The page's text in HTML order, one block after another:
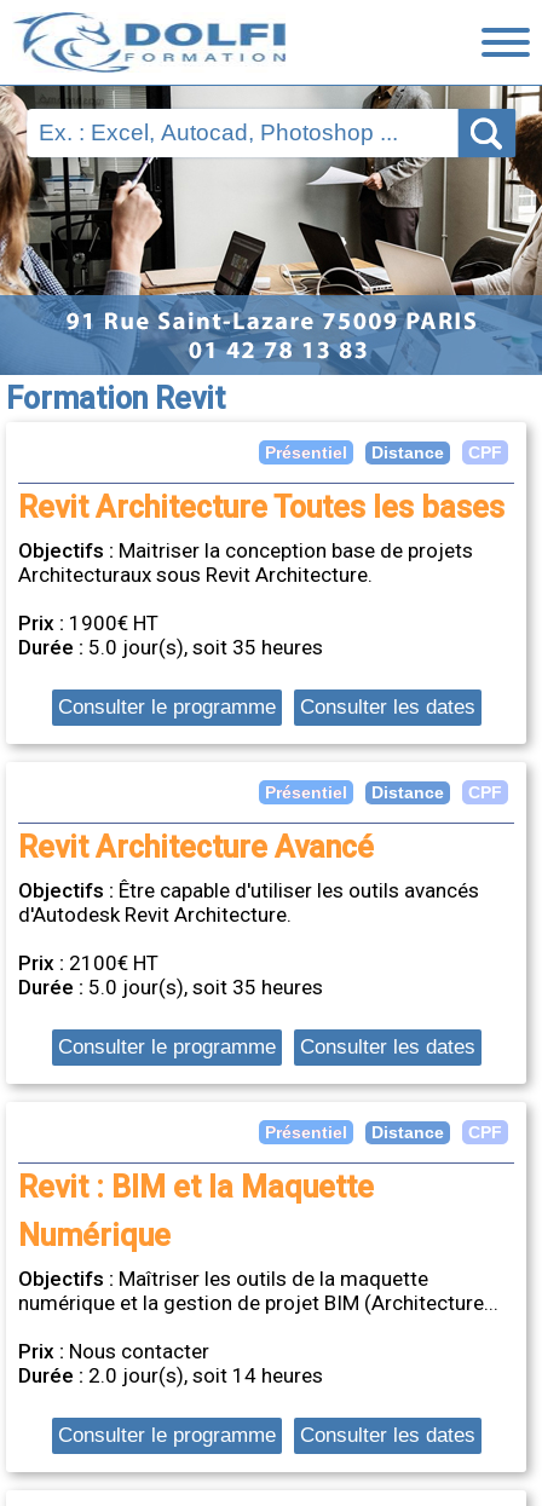
Nos Formations
Ressources
Financement
Évaluations
Nous contacter
Formation Revit
Présentiel Distance CPF
Revit Architecture Toutes les bases
Objectifs : Maitriser la conception base de projets
Architecturaux sous Revit Architecture.
Prix : 1900€ HT
Durée : 5.0 jour(s), soit 35 heures
Consulter le programme Consulter les dates
Présentiel Distance CPF
Revit Architecture Avancé
Objectifs : Être capable d'utiliser les outils avancés
d'Autodesk Revit Architecture.
Prix : 2100€ HT
Durée : 5.0 jour(s), soit 35 heures
Consulter le programme Consulter les dates
Présentiel Distance CPF
Revit : BIM et la Maquette
Numérique
Objectifs : Maîtriser les outils de la maquette
numérique et la gestion de projet BIM (Architecture...
Prix : Nous contacter
Durée : 2.0 jour(s), soit 14 heures
Consulter le programme Consulter les dates